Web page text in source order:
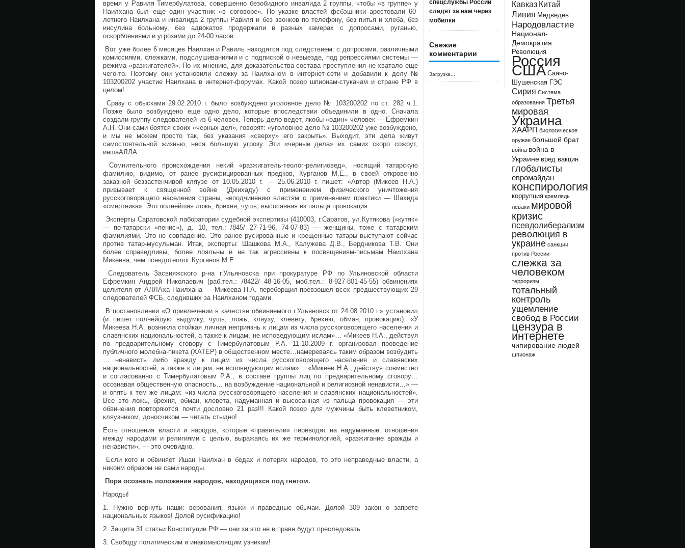
время у Равиля Тимербулатова, совершенно безобидного инвалида 2 группы, чтобы «в группе» у
Наилхана был еще один участник «в соговоре». По указке властей фсбэшники арестовали 60-
летнего Наилхана и инвалида 2 группы Равиля и без звонков по телефону, без питья и хлеба, без
инсулина больному, без адвокатов продержали в разных камерах с допросами, руганью,
оскорблениями и угрозами до 24-00 часов.
Вот уже более 6 месяцев Наилхан и Равиль находятся под следствием: с допросами, различными
комиссиями, слежками, подслушиваниями и с подпиской о невыезде, под репрессиями системы —
режима «разжигателей». По их мнению, для доказательства состава преступления не хватало еще
чего-то. Поэтому они установили слежку за Наилханом в интернет-сети и добавили к делу №
103200202 участие Наилхана в интернет-форумах. Какой позор шпионам-стукачам и стране РФ в
целом!
Сразу с обысками 29.02.2010 г. было возбуждено уголовное дело № 103200202 по ст. 282 ч.1.
Позже было возбуждено еще одно дело, которые впоследствии объединили в одно. Сначала
создали группу следователей из 6 человек. Теперь дело ведет, якобы «один» человек — Ефремкин
А.Н. Они сами боятся своих «черных дел», говорят: «уголовное дело № 103200202 уже возбуждено,
и мы не можем просто так, без указания «сверху» его закрыть». Выходит, эти дела живут
самостоятельной жизнью, неся большую угрозу. Эти «черные дела» их самих скоро сожрут,
иншаАЛЛА.
Сомнительного происхождения некий «разжигатель-теолог-религиовед», носящий татарскую
фамилию, видимо, от ранее русифицированных предков, Курганов М.Е., в своей откровенно
заказной беззастенчивой кляузе от 10.05.2010 г. — 25.06.2010 г. пишет: «Автор (Микеев Н.А.)
призывает к священной войне (Джихаду) с применением физического уничтожения
русскоговорящего населения страны, неподчинению властям с применением практики — Шахида
«смертника». Это полнейшая ложь, брехня, чушь, высосанная из пальца провокация.
Эксперты Саратовской лаборатории судебной экспертизы (410003, г.Саратов, ул.Кутякова («кутяк»
— по-татарски «пенис»), д. 10, тел.: /845/ 27-71-96, 74-07-83) — женщины, тоже с татарским
фамилиями. Это не совпадение. Это ранее русированные и крещенные татары выступают сейчас
против татар-мусульман. Итак, эксперты: Шашкова М.А., Калужева Д.В., Бердникова Т.В. Они
более справедливы, более лояльны и не так агрессивны к посвящениям-письмам Наилхана
Микеева, чем псевдотеолог Курганов М.Е.
Следователь Засвияжского р-на г.Ульяновска при прокуратуре РФ по Ульяновской области
Ефремкин Андрей Николаевич (раб.тел.: /8422/ 48-16-05, моб.тел.: 8-927-801-45-55) обвинениях
целителя от АЛЛАха Наилхана — Микеева Н.А. переборщил-превзошел всех предшествующих 29
следователей ФСБ, следивших за Наилханом годами.
В постановлении «О привлечении в качестве обвиняемого г.Ульяновск от 24.08.2010 г.» установил
(и пишет полнейшую выдумку, чушь, ложь, кляузу, клевету, брехню, обман, провокацию): «У
Микеева Н.А. возникла стойкая личная неприязнь к лицам из числа русскоговорящего населения и
славянских национальностей, а также к лицам, не исповедующим ислам»… «Микеев Н.А., действуя
по предварительному сговору с Тимербулатовым Р.А. 11.10.2009 г. организовал проведение
публичного молебна-пикета (ХАТЕР) в общественном месте…намереваясь таким образом возбудить
… ненависть либо вражду к лицам из числа русскоговорящего населения и славянских
национальностей, а также к лицам, не исповедующим ислам»… «Микеев Н.А., действуя совместно
и согласованно с Тимербулатовым Р.А., в составе группы лиц по предварительному сговору…
осознавая общественную опасность… на возбуждение национальной и религиозной ненависти…» —
и опять к тем же лицам: «из числа русскоговорящего населения и славянских национальностей».
Все это ложь, брехня, обман, клевета, надуманная и высосанная из пальца провокация — эти
обвинения повторяются почти дословно 21 раз!!! Какой позор для мужчины быть клеветником,
кляузником, доносчиком — читать стыдно!
Есть отношения власти и народов, которые «правители» переводят на надуманные: отношения
между народами и религиями с целью, выражаясь их же терминологией, «разжигание вражды и
ненависти», — это очевидно.
Если кого и обвиняет Ишан Наилхан в бедах и потерях народов, то это неправедные власти, а
никоим образом не сами народы.
Пора осознать положение народов, находящихся под гнетом.
Народы!
1. Нужно вернуть наши: верования, языки и праведные обычаи. Долой 309 закон о запрете
национальных языков! Долой русификацию!
2. Защита 31 статьи Конституции РФ — они за это не в праве будут преследовать.
3. Свободу политическим и инакомыслящим узникам!
спецслужбы России
следят за нам через
мобилки
Свежие
комментарии
Загрузка...
Кавказ Китай
Ливия Медведев
Народовластие
Национал-
Демократия
Революция
Россия
США Саяно-
Шушенская ГЭС
Сирия Система
образования Третья
мировая
Украина
ХААРП биологическое
оружие большой брат
война война в
Украине вред вакцин
глобалисты
евромайдан
конспирология
коррупция кремлядь
леваки мировой
кризис
псевдолиберализм
революция в
украине санкции
против России
слежка за
человеком
терроризм
тотальный
контроль
ущемление
свобод в России
цензура в
интернете
чипирование людей
шпионаж